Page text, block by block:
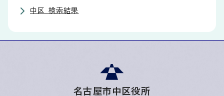
中区 検索結果
名古屋市中区役所